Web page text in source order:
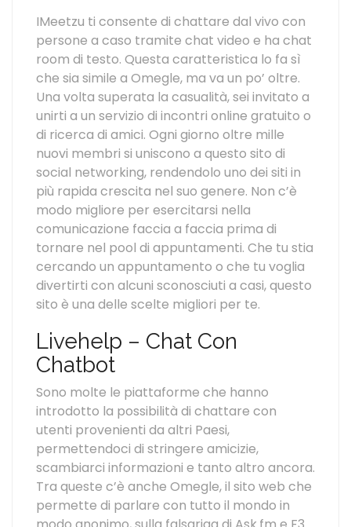
IMeetzu ti consente di chattare dal vivo con
persone a caso tramite chat video e ha chat
room di testo. Questa caratteristica lo fa sì
che sia simile a Omegle, ma va un po’ oltre.
Una volta superata la casualità, sei invitato a
unirti a un servizio di incontri online gratuito o
di ricerca di amici. Ogni giorno oltre mille
nuovi membri si uniscono a questo sito di
social networking, rendendolo uno dei siti in
più rapida crescita nel suo genere. Non c’è
modo migliore per esercitarsi nella
comunicazione faccia a faccia prima di
tornare nel pool di appuntamenti. Che tu stia
cercando un appuntamento o che tu voglia
divertirti con alcuni sconosciuti a casi, questo
sito è una delle scelte migliori per te.
Livehelp – Chat Con
Chatbot
Sono molte le piattaforme che hanno
introdotto la possibilità di chattare con
utenti provenienti da altri Paesi,
permettendoci di stringere amicizie,
scambiarci informazioni e tanto altro ancora.
Tra queste c’è anche Omegle, il sito web che
permette di parlare con tutto il mondo in